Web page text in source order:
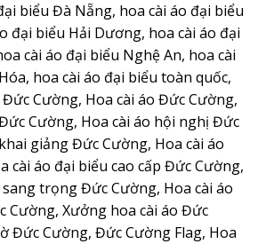
biểu Đà Nẵng, hoa cài áo đại biểu
đại biểu Hải Dương, hoa cài áo đại
cài áo đại biểu Nghệ An, hoa cài
hoa cài áo đại biểu toàn quốc,
Cường, Hoa cài áo Đức Cường,
Cường, Hoa cài áo hội nghị Đức
giảng Đức Cường, Hoa cài áo
cài áo đại biểu cao cấp Đức Cường,
trọng Đức Cường, Hoa cài áo
Cường, Xưởng hoa cài áo Đức
Đức Cường, Đức Cường Flag, Hoa